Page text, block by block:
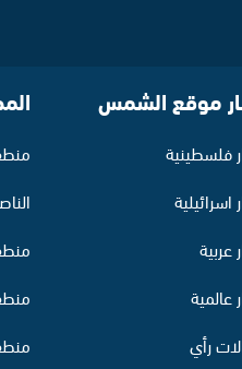
موقع الشمس
فلسطينية
اسرائيلية
عربية
عالمية
رأي